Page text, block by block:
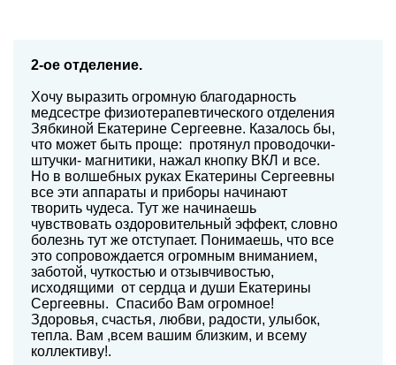
2-ое отделение.
Хочу выразить огромную благодарность
медсестре физиотерапевтического отделения
Зябкиной Екатерине Сергеевне. Казалось бы,
что может быть проще: протянул проводочки-
штучки- магнитики, нажал кнопку ВКЛ и все.
Но в волшебных руках Екатерины Сергеевны
все эти аппараты и приборы начинают
творить чудеса. Тут же начинаешь
чувствовать оздоровительный эффект, словно
болезнь тут же отступает. Понимаешь, что все
это сопровождается огромным вниманием,
заботой, чуткостью и отзывчивостью,
исходящими от сердца и души Екатерины
Сергеевны. Спасибо Вам огромное!
Здоровья, счастья, любви, радости, улыбок,
тепла. Вам ,всем вашим близким, и всему
коллективу!.